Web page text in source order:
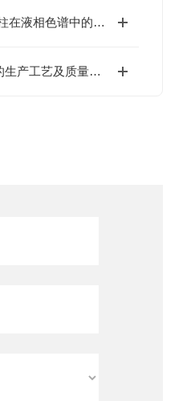
离子保护柱在液相色谱中的应用与优势说明
ICP矩管的生产工艺及质量控制介绍